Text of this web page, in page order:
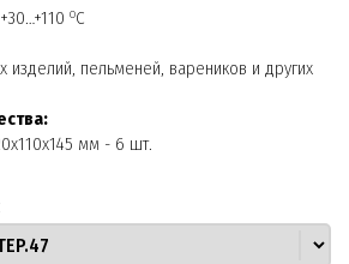
оС
изделий, пельменей, вареников и других
мм - 6 шт.